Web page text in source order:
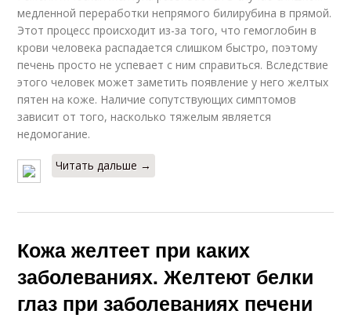
медленной переработки непрямого билирубина в прямой.
Этот процесс происходит из-за того, что гемоглобин в
крови человека распадается слишком быстро, поэтому
печень просто не успевает с ним справиться. Вследствие
этого человек может заметить появление у него желтых
пятен на коже. Наличие сопутствующих симптомов
зависит от того, насколько тяжелым является
недомогание.
Читать дальше →
Кожа желтеет при каких
заболеваниях. Желтеют белки
глаз при заболеваниях печени